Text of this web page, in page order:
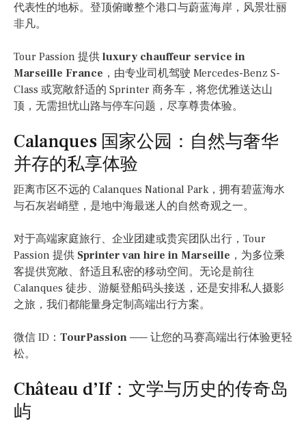
代表性的地标。登顶俯瞰整个港口与蔚蓝海岸，风景壮丽
非凡。
Tour Passion 提供 luxury chauffeur service in
Marseille France ，由专业司机驾驶 Mercedes-Benz S-
Class 或宽敞舒适的 Sprinter 商务车，将您优雅送达山
顶，无需担忧山路与停车问题，尽享尊贵体验。
Calanques 国家公园：自然与奢华
并存的私享体验
距离市区不远的 Calanques National Park，拥有碧蓝海水
与石灰岩峭壁，是地中海最迷人的自然奇观之一。
对于高端家庭旅行、企业团建或贵宾团队出行，Tour
Passion 提供 Sprinter van hire in Marseille ，为多位乘
客提供宽敞、舒适且私密的移动空间。无论是前往
Calanques 徒步、游艇登船码头接送，还是安排私人摄影
之旅，我们都能量身定制高端出行方案。
微信 ID： TourPassion —— 让您的马赛高端出行体验更轻
松。
Château d’If：文学与历史的传奇岛
屿